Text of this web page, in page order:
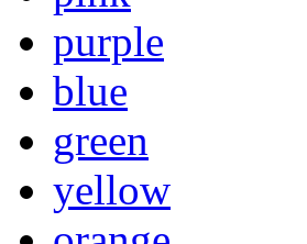
purple
blue
green
yellow